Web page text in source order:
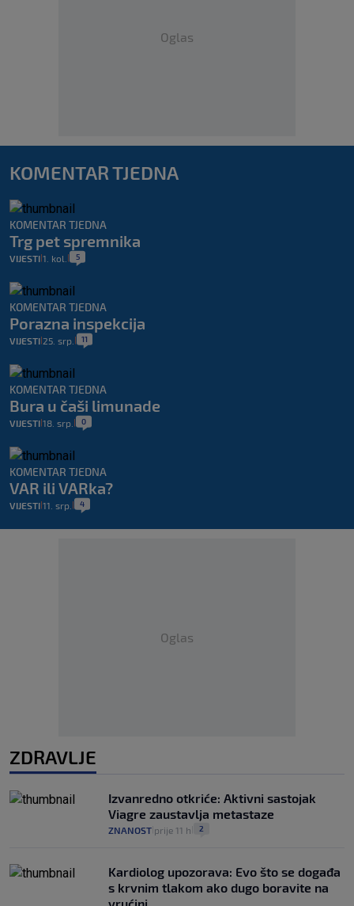
Oglas
KOMENTAR TJEDNA
KOMENTAR TJEDNA
Trg pet spremnika
VIJESTI 1. kol. 5
KOMENTAR TJEDNA
Porazna inspekcija
VIJESTI 25. srp. 11
KOMENTAR TJEDNA
Bura u čaši limunade
VIJESTI 18. srp. 0
KOMENTAR TJEDNA
VAR ili VARka?
VIJESTI 11. srp. 4
Oglas
ZDRAVLJE
Izvanredno otkriće: Aktivni sastojak
Viagre zaustavlja metastaze
ZNANOST prije 11 h 2
Kardiolog upozorava: Evo što se događa
s krvnim tlakom ako dugo boravite na